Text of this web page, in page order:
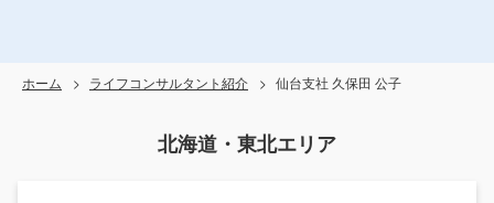
ホーム ライフコンサルタント紹介 仙台支社 久保田 公子
北海道・東北エリア